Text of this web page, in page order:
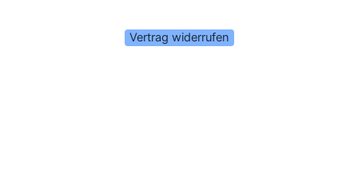
Vertrag widerrufen